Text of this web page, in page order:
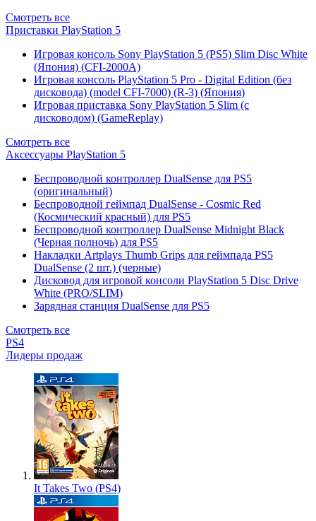
Смотреть все
Приставки PlayStation 5
Игровая консоль Sony PlayStation 5 (PS5) Slim Disc White
(Япония) (CFI-2000A)
Игровая консоль PlayStation 5 Pro - Digital Edition (без
дисковода) (model CFI-7000) (R-3) (Япония)
Игровая приставка Sony PlayStation 5 Slim (с
дисководом) (GameReplay)
Смотреть все
Аксессуары PlayStation 5
Беспроводной контроллер DualSense для PS5
(оригинальный)
Беспроводной геймпад DualSense - Cosmic Red
(Космический красный) для PS5
Беспроводной контроллер DualSense Midnight Black
(Черная полночь) для PS5
Накладки Artplays Thumb Grips для геймпада PS5
DualSense (2 шт.) (черные)
Дисковод для игровой консоли PlayStation 5 Disc Drive
White (PRO/SLIM)
Зарядная станция DualSense для PS5
Смотреть все
PS4
Лидеры продаж
It Takes Two (PS4)